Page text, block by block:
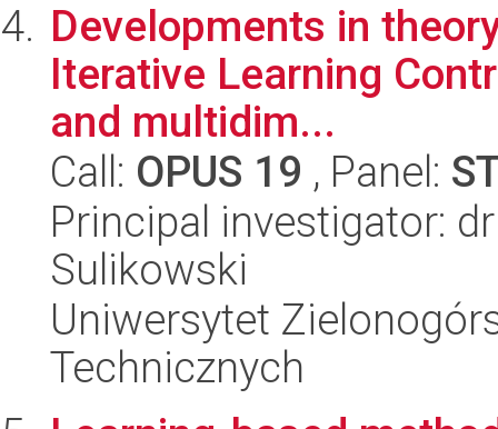
Developments in
Iterative Learning
and multidim...
Call: OPUS 19 , Panel:
Principal investigator:
Sulikowski
Uniwersytet
Technicznych